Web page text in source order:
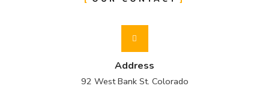
Address
92 West Bank St. Colorado